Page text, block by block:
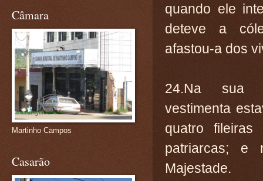
quando ele
deteve a
afastou-a dos
24.Na sua
vestimenta
quatro
patriarcas; e
Majestade.
Câmara
Martinho Campos
Casarão